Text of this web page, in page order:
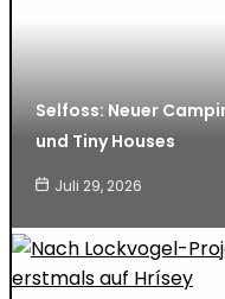
Selfoss: Neuer
und Tiny Houses
Juli 29, 2026